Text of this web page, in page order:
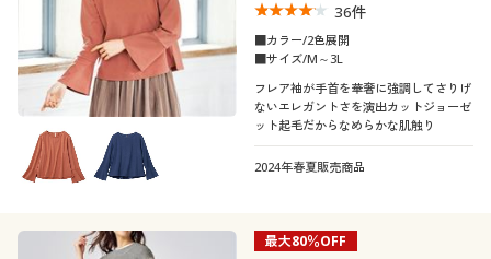
36件
■カラー/2色展開
■サイズ/M～3L
フレア袖が手首を華奢に強調してさりげ
ないエレガントさを演出カットジョーゼ
ット起毛だからなめらかな肌触り
2024年春夏販売商品
最大80％OFF